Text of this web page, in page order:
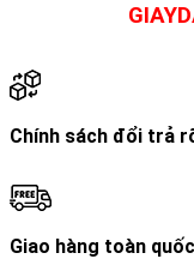
Chính sách đổi trả
Giao hàng toàn quốc